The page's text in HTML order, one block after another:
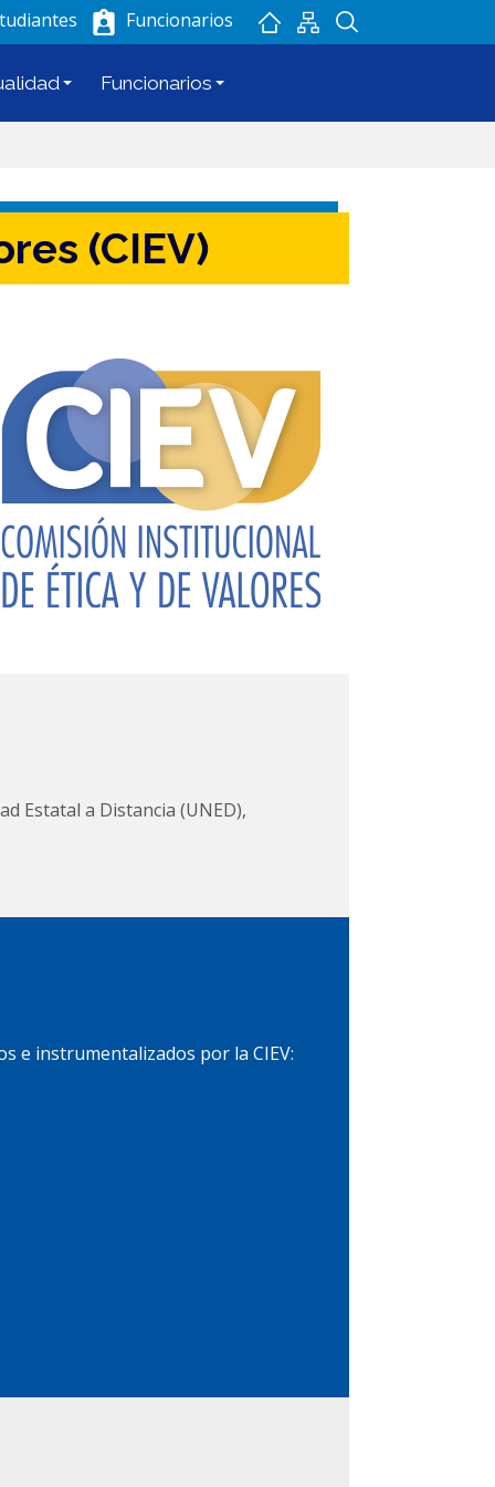
Funcionarios
Funcionarios
(CIEV)
Estatal a Distancia (UNED),
e instrumentalizados por la CIEV: